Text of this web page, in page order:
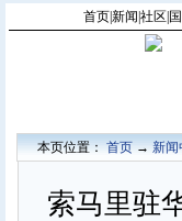
首页|新闻 社区
本页位置：首页→新闻
索马里驻